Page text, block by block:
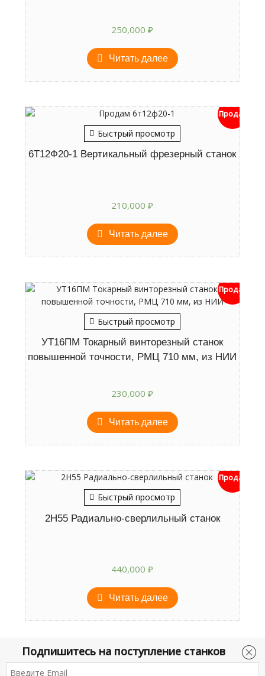
Подпишитесь на поступление станков
250,000₽
Читать далее
Быстрый просмотр
Продан
6Т12Ф20-1 Вертикальный фрезерный станок
210,000₽
Читать далее
Быстрый просмотр
Продан
УТ16ПМ Токарный винторезный станок
повышенной точности, РМЦ 710 мм, из НИИ
230,000₽
Читать далее
Быстрый просмотр
Продан
2Н55 Радиально-сверлильный станок
440,000₽
Читать далее